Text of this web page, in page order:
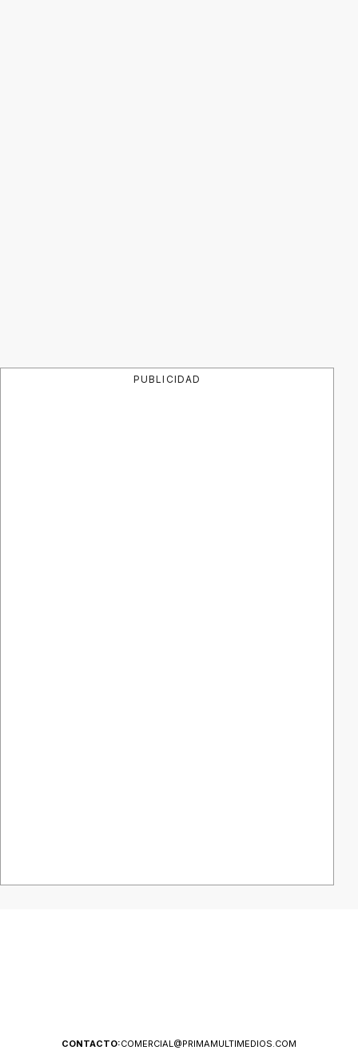
PUBLICIDAD
CONTACTO:COMERCIAL@PRIMAMULTIMEDIOS.COM